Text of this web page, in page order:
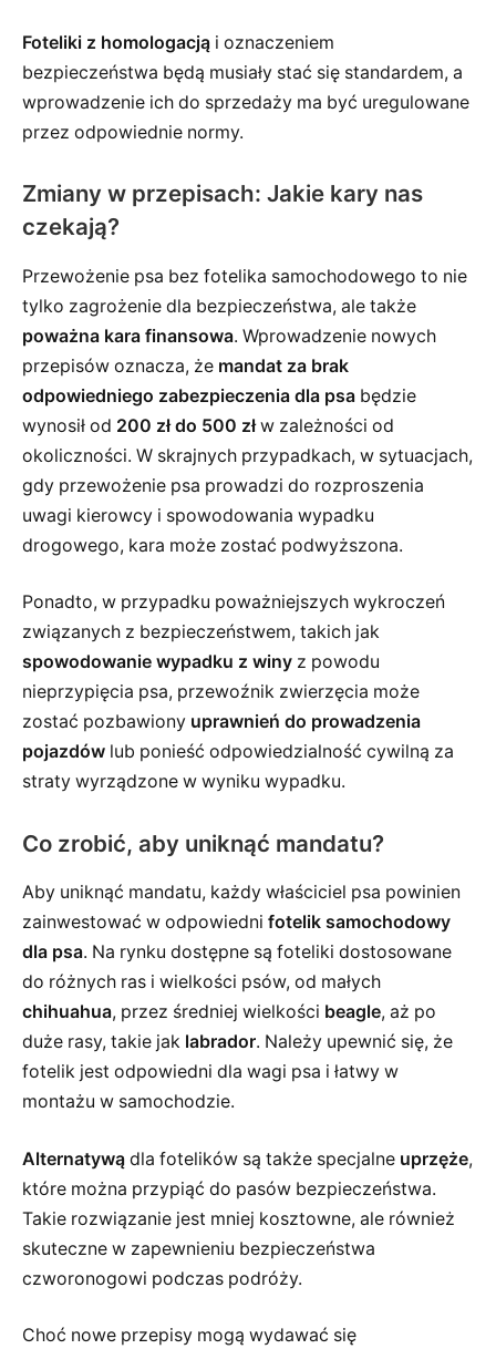
Foteliki z homologacją i oznaczeniem
bezpieczeństwa będą musiały stać się standardem, a
wprowadzenie ich do sprzedaży ma być uregulowane
przez odpowiednie normy.
Zmiany w przepisach: Jakie kary nas
czekają?
Przewożenie psa bez fotelika samochodowego to nie
tylko zagrożenie dla bezpieczeństwa, ale także
poważna kara finansowa. Wprowadzenie nowych
przepisów oznacza, że mandat za brak
odpowiedniego zabezpieczenia dla psa będzie
wynosił od 200 zł do 500 złw zależności od
okoliczności. W skrajnych przypadkach, w sytuacjach,
gdy przewożenie psa prowadzi do rozproszenia
uwagi kierowcy i spowodowania wypadku
drogowego, kara może zostać podwyższona.
Ponadto, w przypadku poważniejszych wykroczeń
związanych z bezpieczeństwem, takich jak
spowodowanie wypadku z winy z powodu
nieprzypięcia psa, przewoźnik zwierzęcia może
zostać pozbawiony uprawnień do prowadzenia
pojazdów lub ponieść odpowiedzialność cywilną za
straty wyrządzone w wyniku wypadku.
Co zrobić, aby uniknąć mandatu?
Aby uniknąć mandatu, każdy właściciel psa powinien
zainwestować w odpowiedni fotelik samochodowy
dla psa. Na rynku dostępne są foteliki dostosowane
do różnych ras i wielkości psów, od małych
chihuahua, przez średniej wielkości beagle, aż po
duże rasy, takie jak labrador. Należy upewnić się, że
fotelik jest odpowiedni dla wagi psa i łatwy w
montażu w samochodzie.
Alternatywą dla fotelików są także specjalne uprzęże,
które można przypiąć do pasów bezpieczeństwa.
Takie rozwiązanie jest mniej kosztowne, ale również
skuteczne w zapewnieniu bezpieczeństwa
czworonogowi podczas podróży.
Choć nowe przepisy mogą wydawać się